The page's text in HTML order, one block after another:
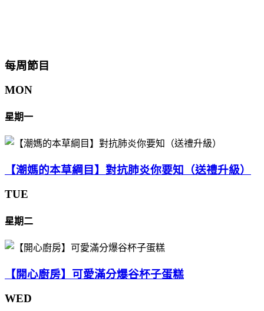
每周節目
MON
星期一
【潮媽的本草綱目】對抗肺炎你要知（送禮升級）
TUE
星期二
【開心廚房】可愛滿分爆谷杯子蛋糕
WED